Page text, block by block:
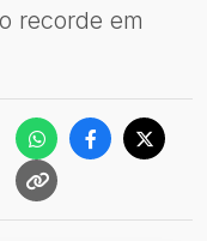
recorde em